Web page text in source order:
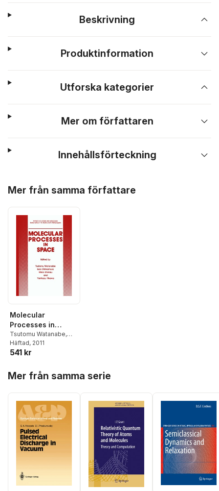
Beskrivning
Produktinformation
Utforska kategorier
Mer om författaren
Innehållsförteckning
Mer från samma författare
Molecular
Processes in
Space
Tsutomu Watanabe,
Isao Shimamura
Shimizu
Häftad, 2011
541 kr
Mer från samma serie